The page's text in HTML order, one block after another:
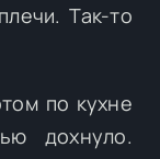
Так-то
по кухне
дохнуло.